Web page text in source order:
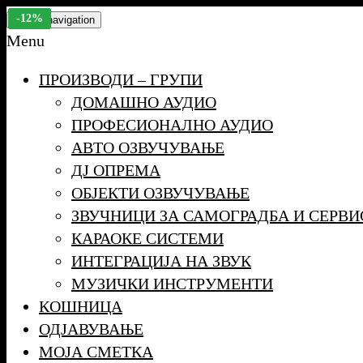
Skip
to
content
Toggle navigation
Menu
ПРОИЗВОДИ – ГРУПИ
ДОМАШНО АУДИО
ПРОФЕСИОНАЛНО АУДИО
АВТО ОЗВУЧУВАЊЕ
ДЈ ОПРЕМА
ОБЈЕКТИ ОЗВУЧУВАЊЕ
ЗВУЧНИЦИ ЗА САМОГРАДБА И
КАРАОКЕ СИСТЕМИ
ИНТЕГРАЦИЈА НА ЗВУК
МУЗИЧКИ ИНСТРУМЕНТИ
КОШНИЦА
ОДЈАВУВАЊЕ
МОЈА СМЕТКА
-50%
-41%
-12%
-12%